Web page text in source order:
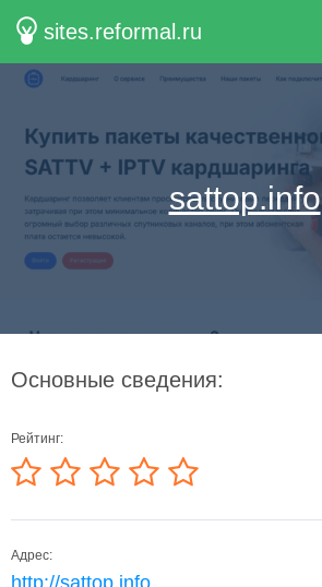
sites.reformal.ru
sattop.info
Основные сведения:
Рейтинг:
Адрес:
http://sattop.info